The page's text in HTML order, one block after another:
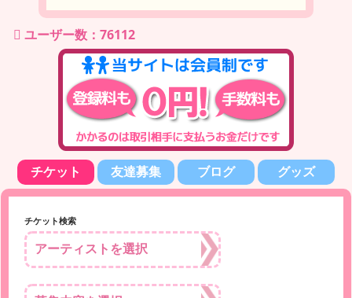
ユーザー数：76112
チケット 友達募集 ブログ グッズ
チケット検索